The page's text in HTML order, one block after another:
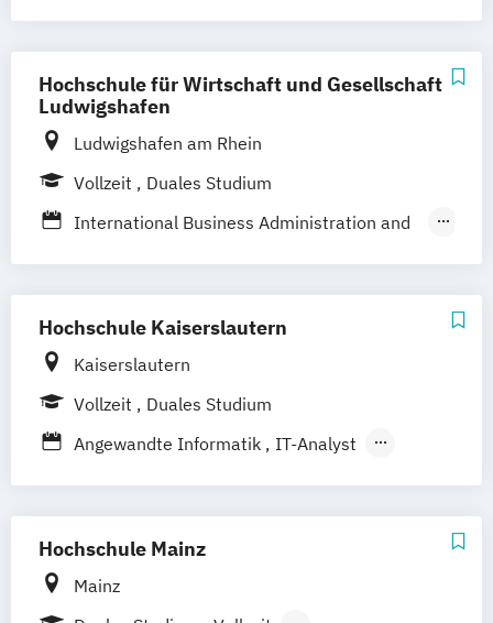
Business Management mit Spezialisierung
Business Transformation & Informatics
Hochschule für Wirtschaft und Gesellschaft
Ludwigshafen
Ludwigshafen am Rhein
Vollzeit
Duales Studium
International Business Administration and
Wirtschaftsinformatik - Data Science &
Hochschule Kaiserslautern
Kaiserslautern
Vollzeit
Duales Studium
Angewandte Informatik
IT-Analyst
Hochschule Mainz
Mainz